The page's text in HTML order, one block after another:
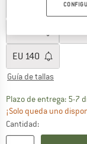
EU98
EU 140
Guía de tallas
Plazo de entrega: 5-7
¡Solo queda uno
Cantidad: